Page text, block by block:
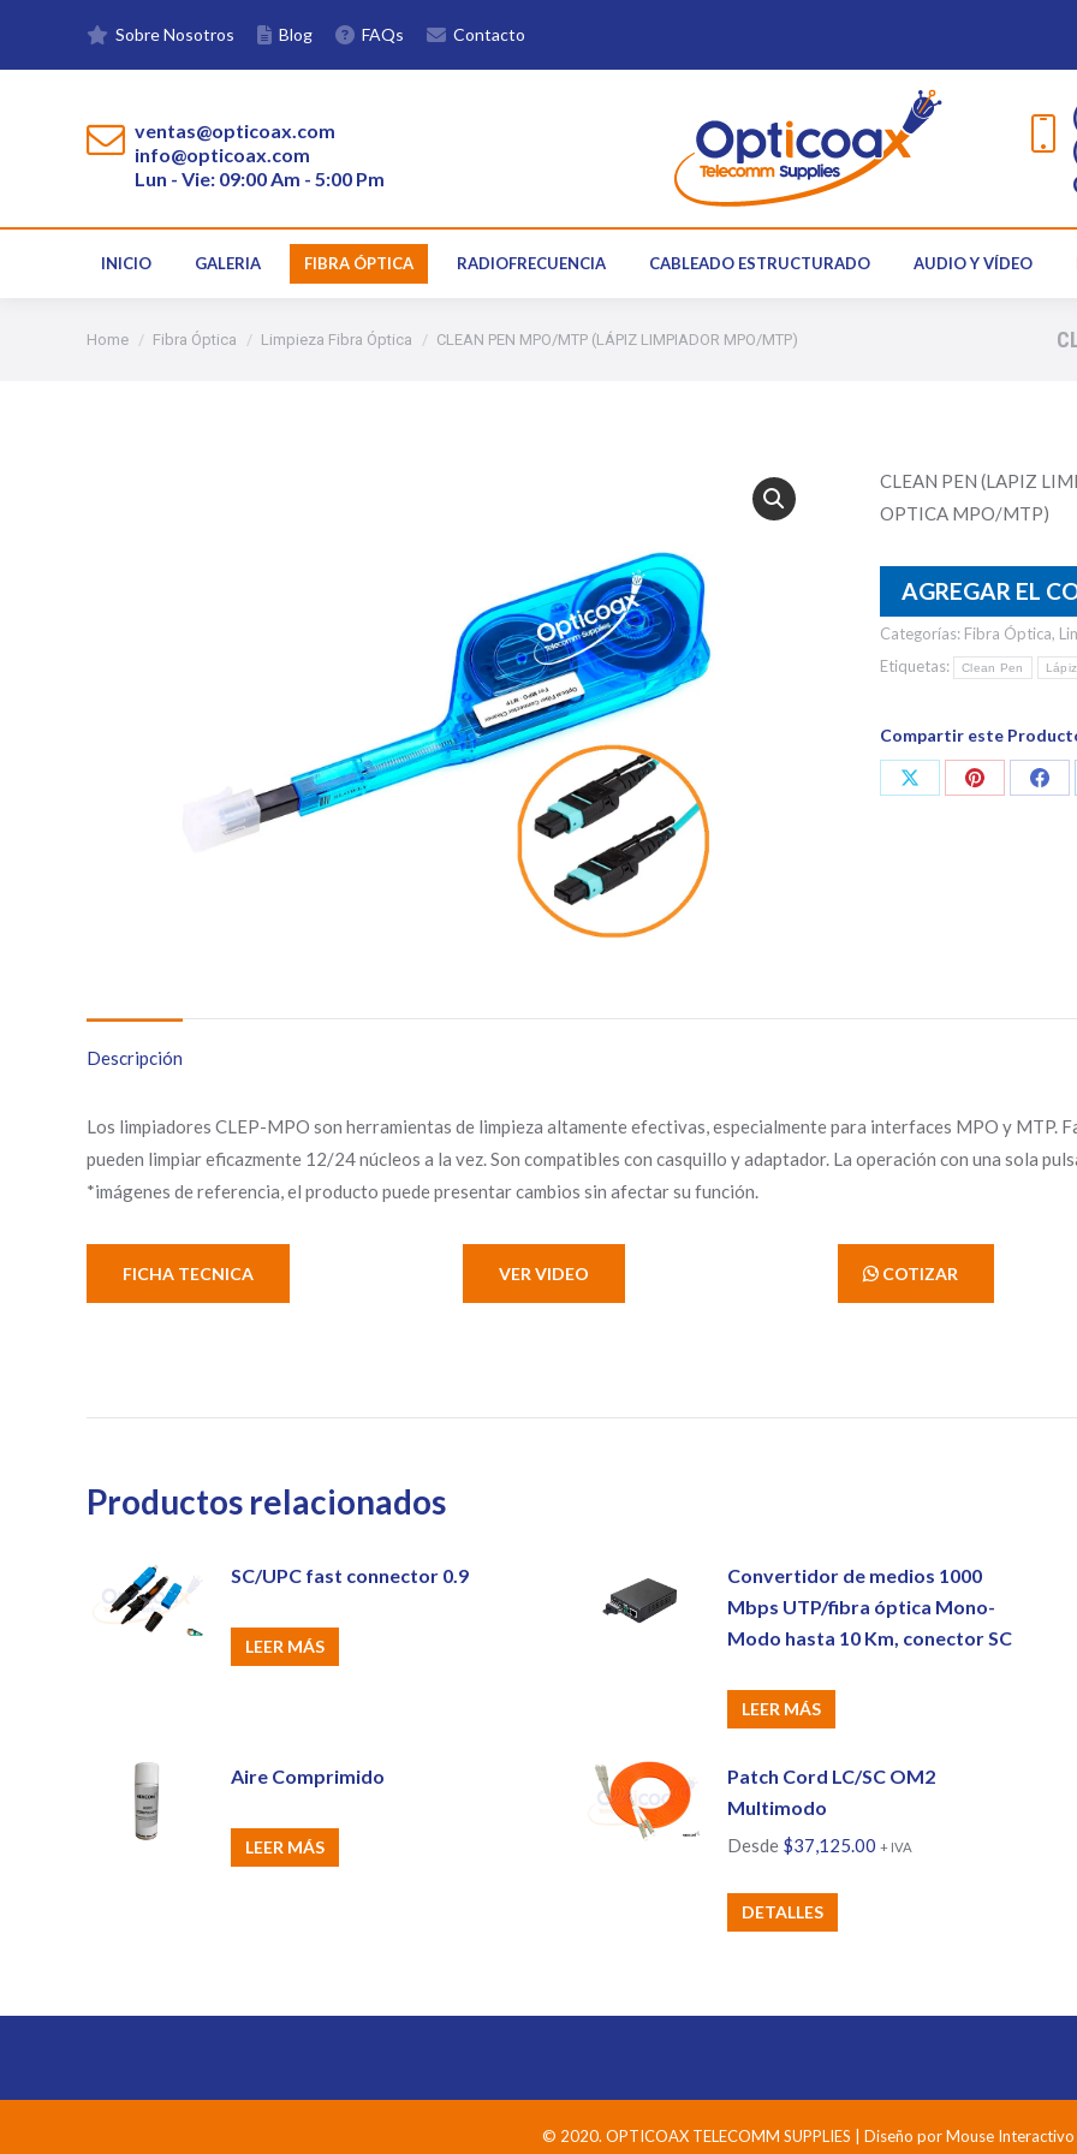
Sobre Nosotros Blog FAQs Contacto
ventas@opticoax.com
info@opticoax.com
Lun - Vie: 09:00 Am - 5:00 Pm
INICIO GALERIA FIBRA ÓPTICA RADIOFRECUENCIA CABLEADO ESTRUCTURADO AUDIO Y VÍDEO
You are here:
Home Fibra Óptica Limpieza Fibra Óptica CLEAN PEN MPO/MTP (LÁPIZ LIMPIADOR MPO/MTP)
CLEAN PEN (LAPIZ
OPTICA MPO/MTP)
AGREGAR EL
Categorías: Fibra Óptica,
Etiquetas:
Clean Pen
Compartir este
Share
Share
Descripción
Los limpiadores CLEP-MPO son herramientas de limpieza altamente efectivas, especialmente para interfaces MPO y MTP.
pueden limpiar eficazmente 12/24 núcleos a la vez. Son compatibles con casquillo y adaptador. La operación con una sola
*imágenes de referencia, el producto puede presentar cambios sin afectar su función.
FICHA TECNICA VER VIDEO ' COTIZAR
Productos relacionados
SC/UPC fast connector 0.9
LEER MÁS
Convertidor de medios 1000
Mbps UTP/fibra óptica Mono-
Modo hasta 10 Km, conector SC
LEER MÁS
Aire Comprimido
LEER MÁS
Patch Cord LC/SC OM2
Multimodo
Desde $37,125.00 + IVA
DETALLES
opciones
se
© 2020. OPTICOAX TELECOMM SUPPLIES | Diseño porMouse Interactivo